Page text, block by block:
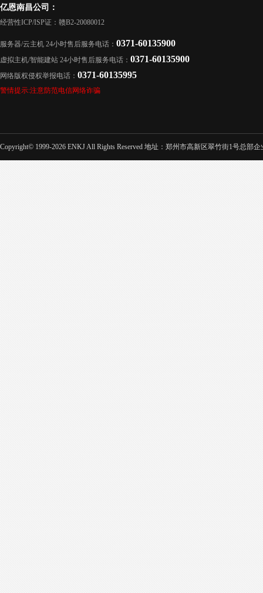
亿恩南昌公司：
经营性ICP/ISP证：赣B2-20080012
服务器/云主机 24小时售后服务电话： 0371-60135900
虚拟主机/智能建站 24小时售后服务电话： 0371-60135900
网络版权侵权举报电话： 0371-60135995
警情提示:注意防范电信网络诈骗
Copyright© 1999-2026 ENKJ All Rights Reserved 地址：郑州市高新区翠竹街1号